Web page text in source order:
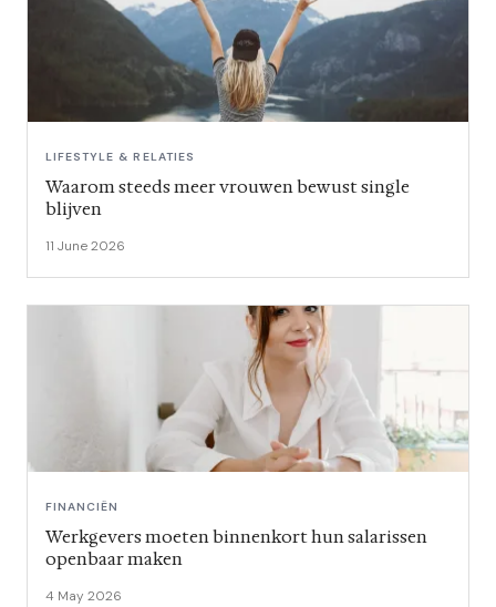
LIFESTYLE & RELATIES
Waarom steeds meer vrouwen bewust single
blijven
11 June 2026
FINANCIËN
Werkgevers moeten binnenkort hun salarissen
openbaar maken
4 May 2026